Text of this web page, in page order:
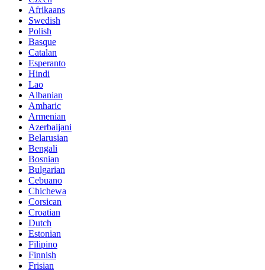
Afrikaans
Swedish
Polish
Basque
Catalan
Esperanto
Hindi
Lao
Albanian
Amharic
Armenian
Azerbaijani
Belarusian
Bengali
Bosnian
Bulgarian
Cebuano
Chichewa
Corsican
Croatian
Dutch
Estonian
Filipino
Finnish
Frisian